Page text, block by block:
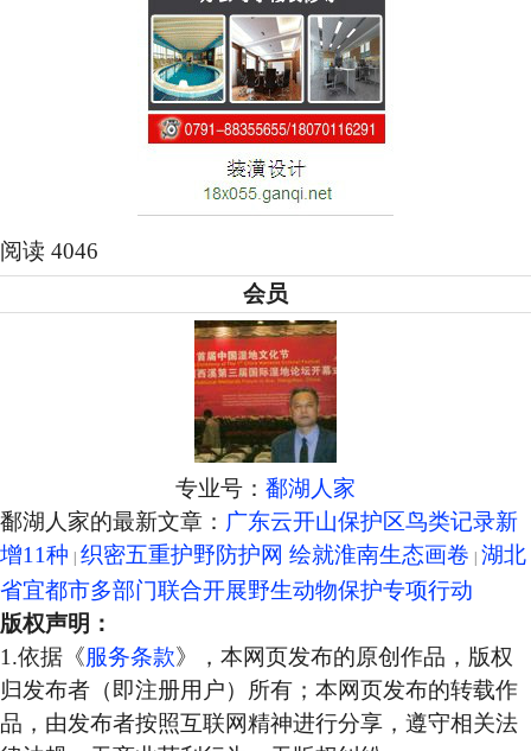
阅读 4046
会员
专业号： 鄱湖人家
鄱湖人家的最新文章： 广东云开山保护区鸟类记录新
增11种 织密五重护野防护网 绘就淮南生态画卷 湖北
省宜都市多部门联合开展野生动物保护专项行动
版权声明：
1.依据《服务条款》，本网页发布的原创作品，版权
归发布者（即注册用户）所有；本网页发布的转载作
品，由发布者按照互联网精神进行分享，遵守相关法